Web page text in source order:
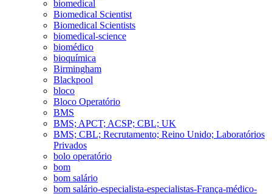
biomedical
Biomedical Scientist
Biomedical Scientists
biomedical-science
biomédico
bioquímica
Birmingham
Blackpool
bloco
Bloco Operatório
BMS
BMS; APCT; ACSP; CBL; UK
BMS; CBL; Recrutamento; Reino Unido; Laboratórios
Privados
bolo operatório
bom
bom salário
bom salário-especialista-especialistas-França-médico-